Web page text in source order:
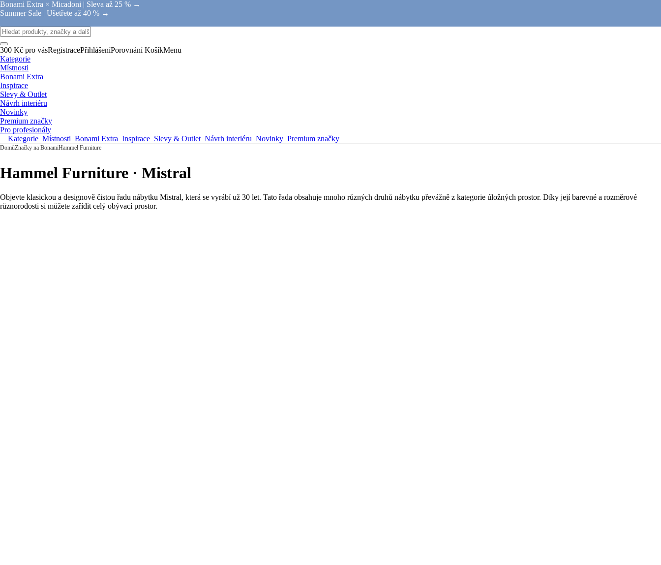
Bonami Extra × Micadoni | Sleva až 25 % →
Summer Sale | Ušetřete až 40 % →
300 Kč pro vásRegistracePřihlášeníPorovnání KošíkMenu
Kategorie
Místnosti
Bonami Extra
Inspirace
Slevy & Outlet
Návrh interiéru
Novinky
Premium značky
Pro profesionály
Kategorie Místnosti Bonami Extra Inspirace Slevy & Outlet Návrh interiéru Novinky Premium značky
DomůZnačky na BonamiHammel Furniture
Hammel Furniture · Mistral
Objevte klasickou a designově čistou řadu nábytku Mistral, která se vyrábí už 30 let. Tato řada obsahuje mnoho různých druhů nábytku převážně z kategorie úložných prostor. Díky její barevné a rozměrové
různorodosti si můžete zařídit celý obývací prostor.